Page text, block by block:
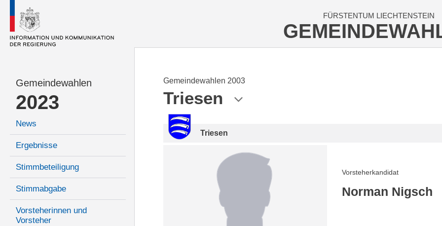
FÜRSTENTUM LIECHTENSTEIN
Gemeindewahlen
2023
News
Ergebnisse
Stimmbeteiligung
Stimmabgabe
Vorsteherinnen und
Vorsteher
Gemeindewahlen 2003
Triesen
Triesen
Vorsteherkandidat
Norman Nigsch